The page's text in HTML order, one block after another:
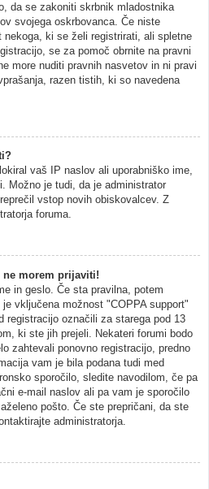
da se zakoniti skrbnik mladostnika
svojega oskrbovanca. Če niste
ki se želi registrirati, ali spletne
se za pomoč obrnite na pravni
more nuditi pravnih nasvetov in ni pravi
razen tistih, ki so navedena
vaš IP naslov ali uporabniško ime,
Možno je tudi, da je administrator
vstop novih obiskovalcev. Z
foruma.
ne morem prijaviti!
in geslo. Če sta pravilna, potem
vključena možnost "COPPA support"
registracijo označili za starega pod 13
ki ste jih prejeli. Nekateri forumi bodo
zahtevali ponovno registracijo, predno
vam je bila podana tudi med
sporočilo, sledite navodilom, če pa
e-mail naslov ali pa vam je sporočilo
pošto. Če ste prepričani, da ste
administratorja.